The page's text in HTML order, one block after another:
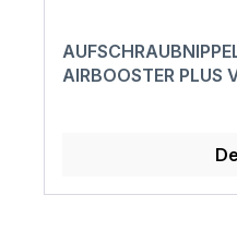
AIRBOOSTER PLUS